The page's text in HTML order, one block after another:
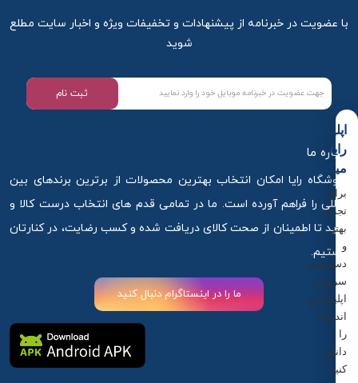
با عضویت در خبرنامه از پیشنهادات و تخفیفات ویژه و اخبار سایت مطلع
شوید
ثبت نام
درباره ما
فروشگاه رایا امکان انتخاب بهترین محصولات از برترین برندهای بین
المللی را فراهم آورده است. ما در تمامی قدم های انتخاب درست کالا و
خرید تا اطمینان از صحت کالای دریافت شده و کسب رضایت، در کنارتان
هستیم.
ما را در اینستاگرام دنبال کنید
اپلیکیشن
رایا
میکاپ
برای
تجربه
بهتر
و
دسترسی
سریع‌تر،
اپلیکیشن
اندروید
را
دانلود
کنید.